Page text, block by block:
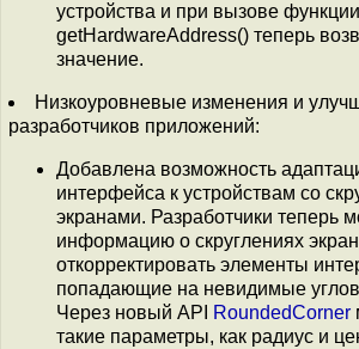
устройства и при вызове функции
getHardwareAddress() теперь
значение.
Низкоуровневые изменения и
разработчиков приложений:
Добавлена возможность
интерфейса к устройствам со
экранами. Разработчики теперь
информацию о скруглениях
откорректировать элементы
попадающие на невидимые
Через новый API
RoundedCorner
такие параметры, как радиус и